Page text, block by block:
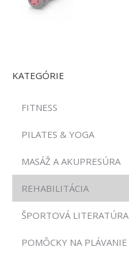
KATEGÓRIE
FITNESS
PILATES & YOGA
MASÁŽ A AKUPRESÚRA
REHABILITÁCIA
ŠPORTOVÁ LITERATÚRA
POMÔCKY NA PLÁVANIE